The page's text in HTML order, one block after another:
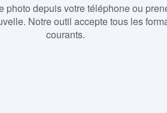
photo depuis votre téléphone ou
Notre outil accepte tous les
courants.